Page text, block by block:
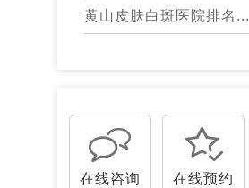
黄山皮肤白斑医院排名...
在线咨询 在线预约